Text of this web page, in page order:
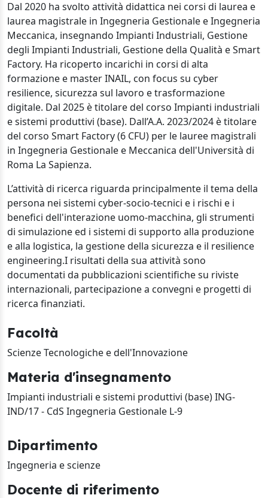
Dal 2020 ha svolto attività didattica nei corsi di laurea e
laurea magistrale in Ingegneria Gestionale e Ingegneria
Meccanica, insegnando Impianti Industriali, Gestione
degli Impianti Industriali, Gestione della Qualità e Smart
Factory. Ha ricoperto incarichi in corsi di alta
formazione e master INAIL, con focus su cyber
resilience, sicurezza sul lavoro e trasformazione
digitale. Dal 2025 è titolare del corso Impianti industriali
e sistemi produttivi (base). Dall’A.A. 2023/2024 è titolare
del corso Smart Factory (6 CFU) per le lauree magistrali
in Ingegneria Gestionale e Meccanica dell'Università di
Roma La Sapienza.
L’attività di ricerca riguarda principalmente il tema della
persona nei sistemi cyber-socio-tecnici e i rischi e i
benefici dell'interazione uomo-macchina, gli strumenti
di simulazione ed i sistemi di supporto alla produzione
e alla logistica, la gestione della sicurezza e il resilience
engineering.I risultati della sua attività sono
documentati da pubblicazioni scientifiche su riviste
internazionali, partecipazione a convegni e progetti di
ricerca finanziati.
Facoltà
Scienze Tecnologiche e dell'Innovazione
Materia d'insegnamento
Impianti industriali e sistemi produttivi (base) ING-
IND/17 - CdS Ingegneria Gestionale L-9
Dipartimento
Ingegneria e scienze
Docente di riferimento